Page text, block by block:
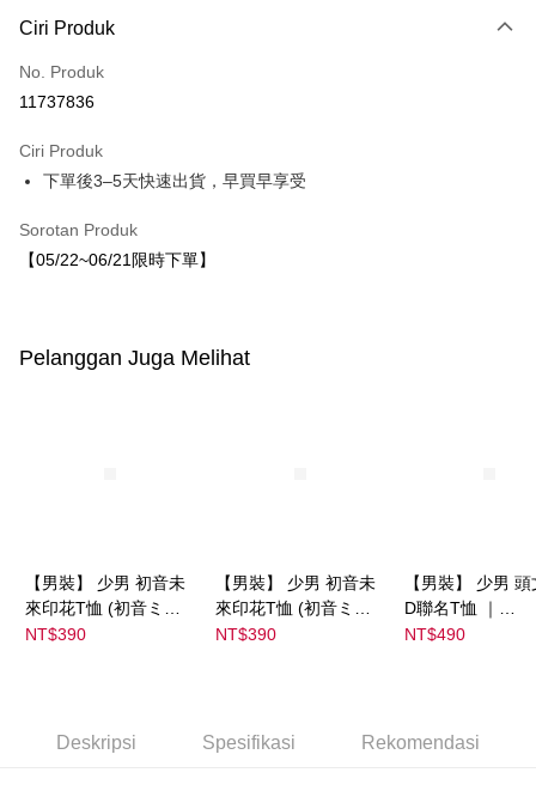
Kad Kredit (Bayaran Penuh)
LINE Pay
JKOPAY
Pilihan Penghantaran
NT$1,500 atau lebih
NT$1,500 atau lebih
Ciri Produk
No. Produk
11737836
Ciri Produk
下單後3–5天快速出貨，早買早享受
Sorotan Produk
【05/22~06/21限時下單】
Pelanggan Juga Melihat
【男裝】 少男 初音未
來印花T恤 (初音ミク)
｜
NT$390
【男裝】 少男 初音未
來印花T恤 (初音ミク)
｜
NT$390
【男裝】 少男
D聯名T恤 ｜
NT$490
Deskripsi Spesifikasi Rekomendasi